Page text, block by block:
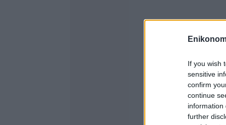
If you wish
sensitive
confirm
continue
information
further